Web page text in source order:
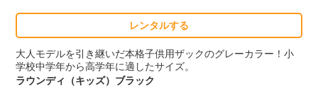
レンタルする
大人モデルを引き継いだ本格子供用ザックのグレーカラー！小
学校中学年から高学年に適したサイズ。
ラウンディ（キッズ）ブラック